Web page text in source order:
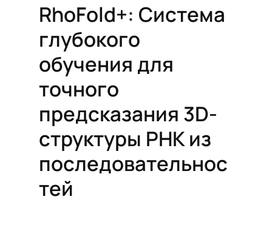
RhoFold+: Система
глубокого
обучения для
точного
предсказания 3D-
структуры РНК из
последовательнос
тей